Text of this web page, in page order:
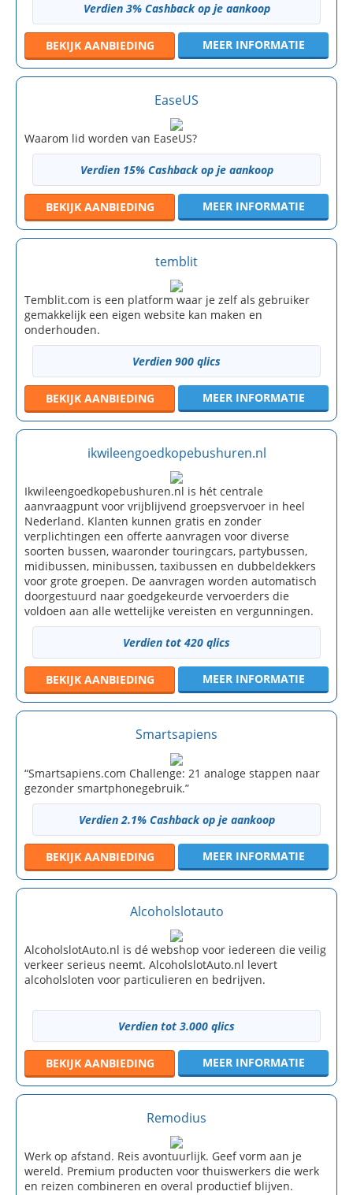
Verdien 3% Cashback op je aankoop
BEKIJK AANBIEDING MEER INFORMATIE
EaseUS
Waarom lid worden van EaseUS?
Verdien 15% Cashback op je aankoop
BEKIJK AANBIEDING MEER INFORMATIE
temblit
Temblit.com is een platform waar je zelf als gebruiker
gemakkelijk een eigen website kan maken en
onderhouden.
Verdien 900 qlics
BEKIJK AANBIEDING MEER INFORMATIE
ikwileengoedkopebushuren.nl
Ikwileengoedkopebushuren.nl is hét centrale
aanvraagpunt voor vrijblijvend groepsvervoer in heel
Nederland. Klanten kunnen gratis en zonder
verplichtingen een offerte aanvragen voor diverse
soorten bussen, waaronder touringcars, partybussen,
midibussen, minibussen, taxibussen en dubbeldekkers
voor grote groepen. De aanvragen worden automatisch
doorgestuurd naar goedgekeurde vervoerders die
voldoen aan alle wettelijke vereisten en vergunningen.
Verdien tot 420 qlics
BEKIJK AANBIEDING MEER INFORMATIE
Smartsapiens
“Smartsapiens.com Challenge: 21 analoge stappen naar
gezonder smartphonegebruik.”
Verdien 2.1% Cashback op je aankoop
BEKIJK AANBIEDING MEER INFORMATIE
Alcoholslotauto
AlcoholslotAuto.nl is dé webshop voor iedereen die veilig
verkeer serieus neemt. AlcoholslotAuto.nl levert
alcoholsloten voor particulieren en bedrijven.
Verdien tot 3.000 qlics
BEKIJK AANBIEDING MEER INFORMATIE
Remodius
Werk op afstand. Reis avontuurlijk. Geef vorm aan je
wereld. Premium producten voor thuiswerkers die werk
en reizen combineren en overal productief blijven.